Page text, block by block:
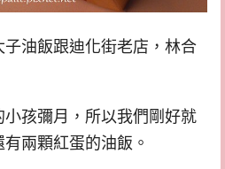
油飯跟迪化街老店，林合
孩彌月，所以我們剛好就
兩顆紅蛋的油飯。